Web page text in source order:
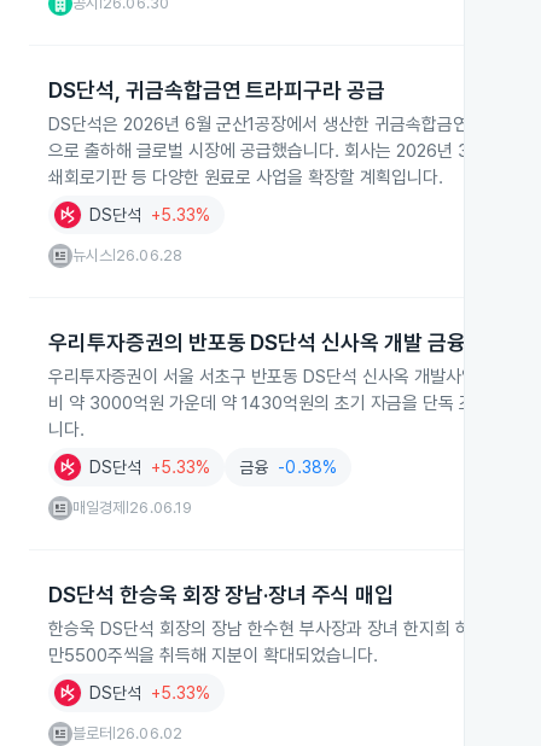
DS단석, 귀금속합금연 트라피구라 공급
DS단석은 2026년 6월 군산1공장에서 생산한 귀금속합금연 약 50톤
으로 출하해 글로벌 시장에 공급했습니다. 회사는 2026년 3월부터
쇄회로기판 등 다양한 원료로 사업을 확장할 계획입니다.
DS단석 +5.33%
뉴시스 26.06.28
우리투자증권의 반포동 DS단석 신사옥 개발 금융 주선
우리투자증권이 서울 서초구 반포동 DS단석 신사옥 개발사업에 대
비 약 3000억원 가운데 약 1430억원의 초기 자금을 단독 조달해 지
니다.
DS단석 +5.33% 금융 -0.38%
매일경제 26.06.19
DS단석 한승욱 회장 장남·장녀 주식 매입
한승욱 DS단석 회장의 장남 한수현 부사장과 장녀 한지희 하이브
만5500주씩을 취득해 지분이 확대되었습니다.
DS단석 +5.33%
블로터 26.06.02